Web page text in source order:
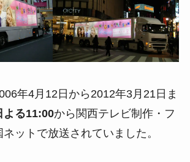
年4月12日から2012年3月21日ま
よる11:00から関西テレビ制作・フ
ットで放送されていました。